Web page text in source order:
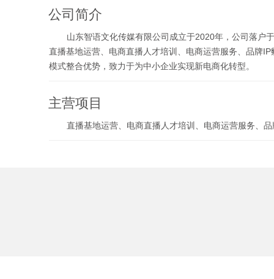
公司简介
山东智语文化传媒有限公司成立于2020年，公司落户
直播基地运营、电商直播人才培训、电商运营服务、品牌
模式整合优势，致力于为中小企业实现新电商化转型。
主营项目
直播基地运营、电商直播人才培训、电商运营服务、